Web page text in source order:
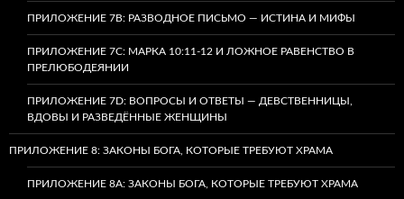
ПРИЛОЖЕНИЕ 7B: РАЗВОДНОЕ ПИСЬМО — ИСТИНА И МИФЫ
ПРИЛОЖЕНИЕ 7C: МАРКА 10:11-12 И ЛОЖНОЕ РАВЕНСТВО В
ПРЕЛЮБОДЕЯНИИ
ПРИЛОЖЕНИЕ 7D: ВОПРОСЫ И ОТВЕТЫ — ДЕВСТВЕННИЦЫ,
ВДОВЫ И РАЗВЕДЁННЫЕ ЖЕНЩИНЫ
ПРИЛОЖЕНИЕ 8: ЗАКОНЫ БОГА, КОТОРЫЕ ТРЕБУЮТ ХРАМА
ПРИЛОЖЕНИЕ 8A: ЗАКОНЫ БОГА, КОТОРЫЕ ТРЕБУЮТ ХРАМА